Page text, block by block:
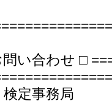
い合わせ □
定事務局